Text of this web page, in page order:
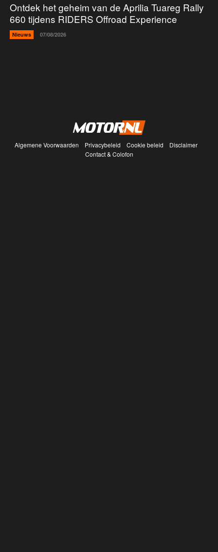
Ontdek het geheim van de Aprilia Tuareg Rally
660 tijdens RIDERS Offroad Experience
Nieuws 07/08/2026
Algemene Voorwaarden Privacybeleid Cookie beleid
Disclaimer
Contact & Colofon